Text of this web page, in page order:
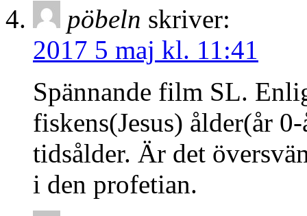
pöbeln skriver:
2017 5 maj kl. 11:41
Spännande film SL.
fiskens(Jesus) ålder(år
tidsålder. Är det
i den profetian.